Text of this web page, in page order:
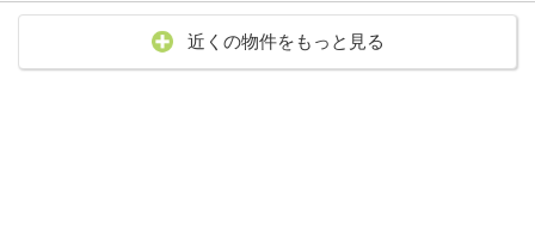
近くの物件をもっと見る